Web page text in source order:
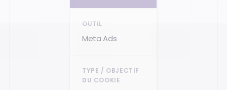
Meta Ads